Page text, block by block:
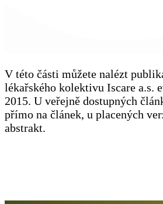
V této části můžete nalézt
lékařského kolektivu Iscare a.s.
2015. U veřejně dostupných
přímo na článek, u placených
abstrakt.